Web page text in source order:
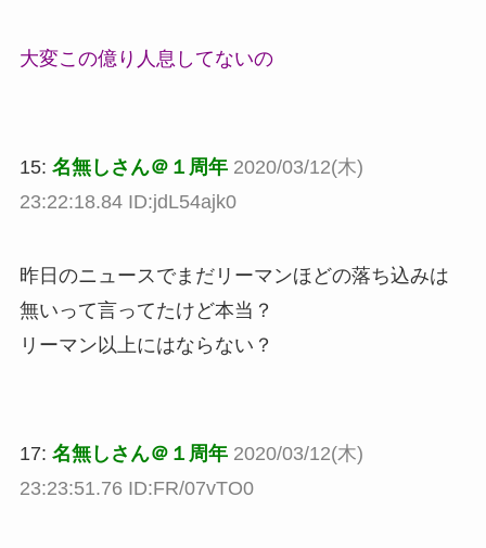
大変この億り人息してないの
15: 名無しさん＠１周年 2020/03/12(木)
23:22:18.84 ID:jdL54ajk0
昨日のニュースでまだリーマンほどの落ち込みは
無いって言ってたけど本当？
リーマン以上にはならない？
17: 名無しさん＠１周年 2020/03/12(木)
23:23:51.76 ID:FR/07vTO0